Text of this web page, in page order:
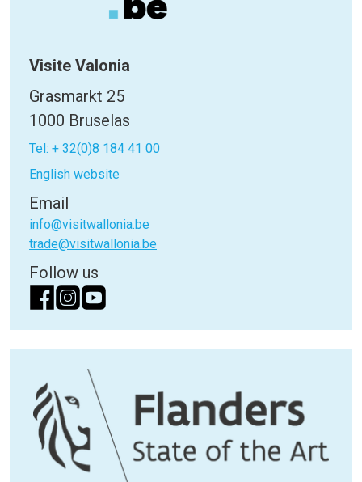
Visite Valonia
Grasmarkt 25
1000 Bruselas
Tel: + 32(0)8 184 41 00
English website
Email
info@visitwallonia.be
trade@visitwallonia.be
Follow us